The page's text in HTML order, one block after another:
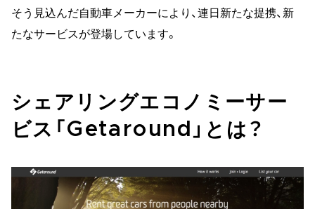
そう見込んだ自動車メーカーにより、連日新たな提携、新
たなサービスが登場しています。
シェアリングエコノミーサー
ビス「Getaround」とは？